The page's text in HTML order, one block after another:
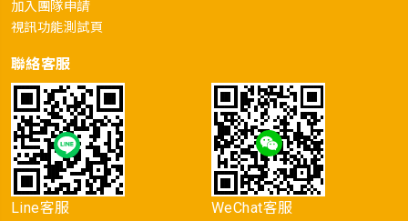
加入團隊申請
視訊功能測試頁
聯絡客服
Line客服 WeChat客服